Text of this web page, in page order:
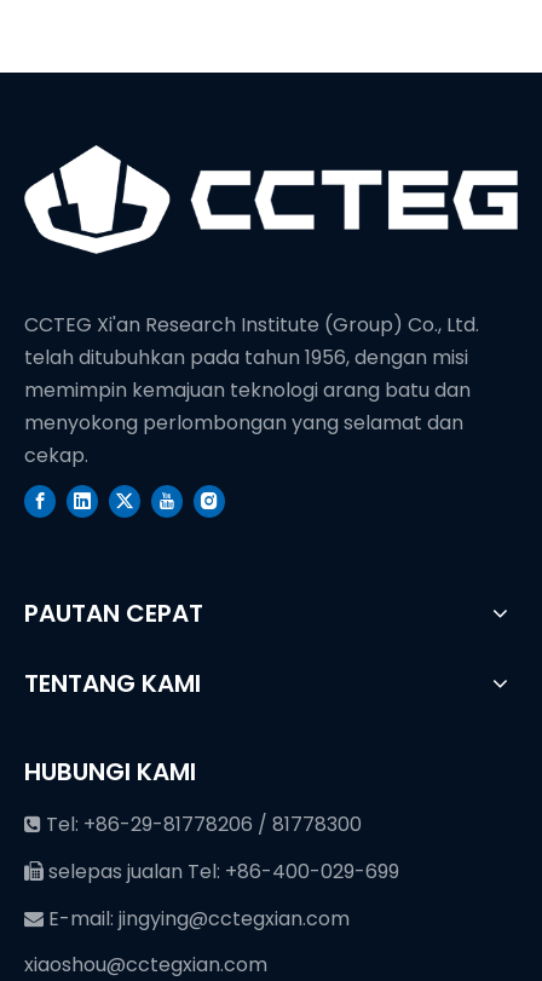
CCTEG Xi'an Research Institute (Group) Co., Ltd.
telah ditubuhkan pada tahun 1956, dengan misi
memimpin kemajuan teknologi arang batu dan
menyokong perlombongan yang selamat dan
cekap.
PAUTAN CEPAT
TENTANG KAMI
HUBUNGI KAMI
 Tel: +86-29-81778206 / 81778300
 selepas jualan Tel: +86-400-029-699
 E-mail: jingying@cctegxian.com
xiaoshou@cctegxian.com